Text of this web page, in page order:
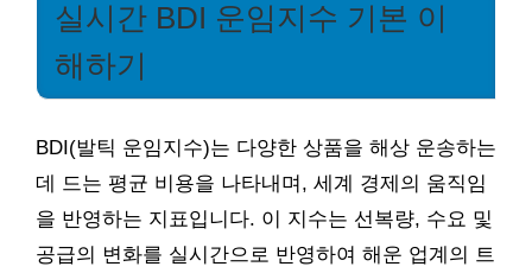
실시간 BDI 운임지수 기본 이
해하기
BDI(발틱 운임지수)는 다양한 상품을 해상 운송하는
데 드는 평균 비용을 나타내며, 세계 경제의 움직임
을 반영하는 지표입니다. 이 지수는 선복량, 수요 및
공급의 변화를 실시간으로 반영하여 해운 업계의 트